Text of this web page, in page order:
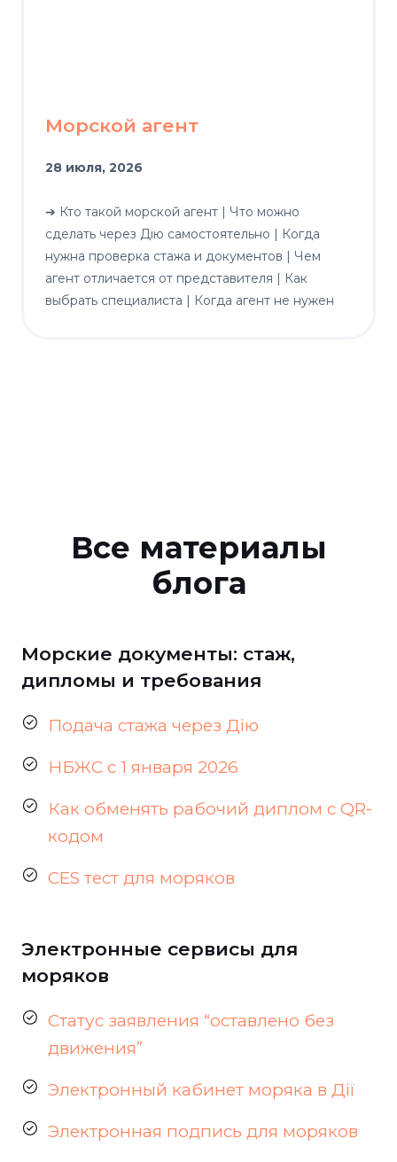
Морской агент
28 июля, 2026
➔ Кто такой морской агент | Что можно
сделать через Дію самостоятельно | Когда
нужна проверка стажа и документов | Чем
агент отличается от представителя | Как
выбрать специалиста | Когда агент не нужен
Все материалы
блога
Морские документы: стаж,
дипломы и требования
Подача стажа через Дію
НБЖС с 1 января 2026
Как обменять рабочий диплом с QR-
кодом
CES тест для моряков
Электронные сервисы для
моряков
Статус заявления “оставлено без
движения”
Электронный кабинет моряка в Дії
Электронная подпись для моряков